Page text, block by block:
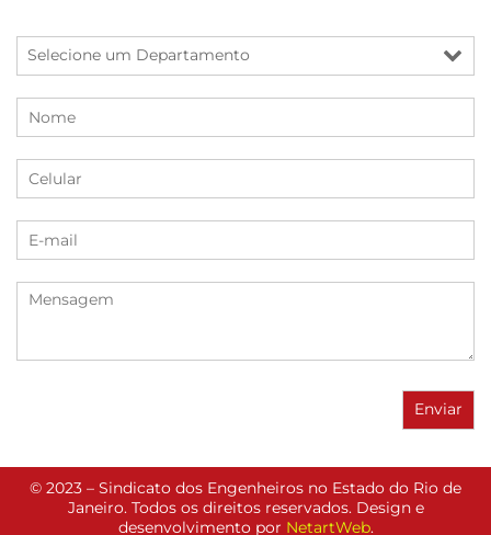
© 2023 – Sindicato dos Engenheiros no Estado do Rio de
Janeiro. Todos os direitos reservados. Design e
desenvolvimento por NetartWeb.